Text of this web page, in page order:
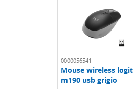
0000056541
Mouse wireless
m190 usb grigio